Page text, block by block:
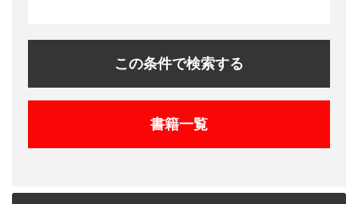
この条件で検索する
書籍一覧